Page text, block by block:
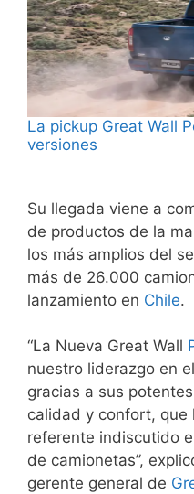
La pickup Great Wall
versiones
Su llegada viene a
de productos de la
los más amplios del
más de 26.000
lanzamiento en Chile.
“La Nueva Great Wall
nuestro liderazgo en
gracias a sus
calidad y confort, que
referente indiscutido
de camionetas”,
gerente general de